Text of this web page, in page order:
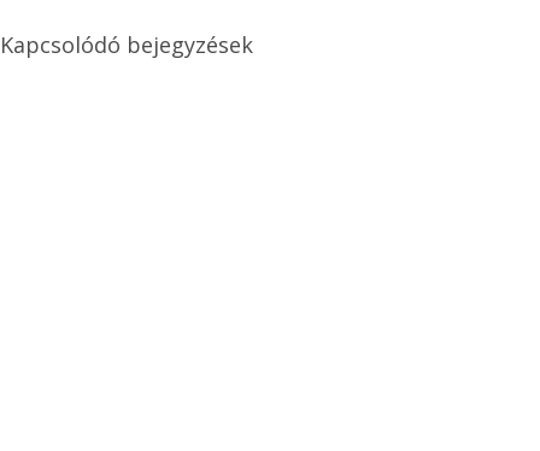
Kapcsolódó bejegyzések